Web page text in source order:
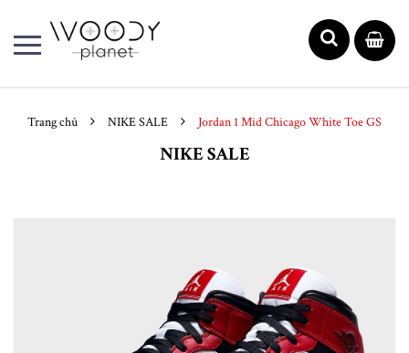
Trang chủ NIKE SALE Jordan 1 Mid Chicago White Toe GS
NIKE SALE